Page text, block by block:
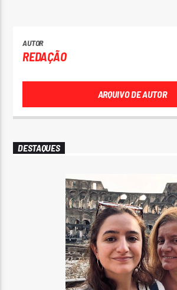
AUTOR
REDAÇÃO
ARQUIVO DE AUTOR
DESTAQUES